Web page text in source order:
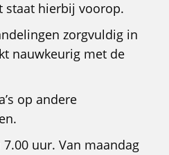
staat hierbij voorop.
zorgvuldig in
nauwkeurig met de
op andere
uur. Van maandag